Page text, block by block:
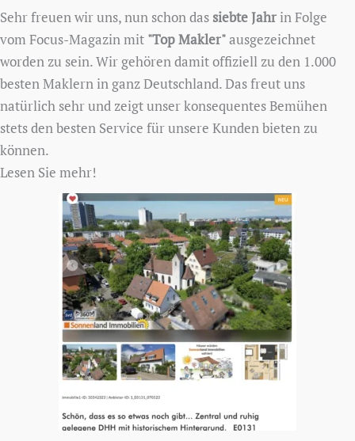
Sehr freuen wir uns, nun schon das siebte Jahr in Folge
vom Focus-Magazin mit "Top Makler"ausgezeichnet
worden zu sein. Wir gehören damit offiziell zu den 1.000
besten Maklern in ganz Deutschland. Das freut uns
natürlich sehr und zeigt unser konsequentes Bemühen
stets den besten Service für unsere Kunden bieten zu
können.
Lesen Sie mehr!